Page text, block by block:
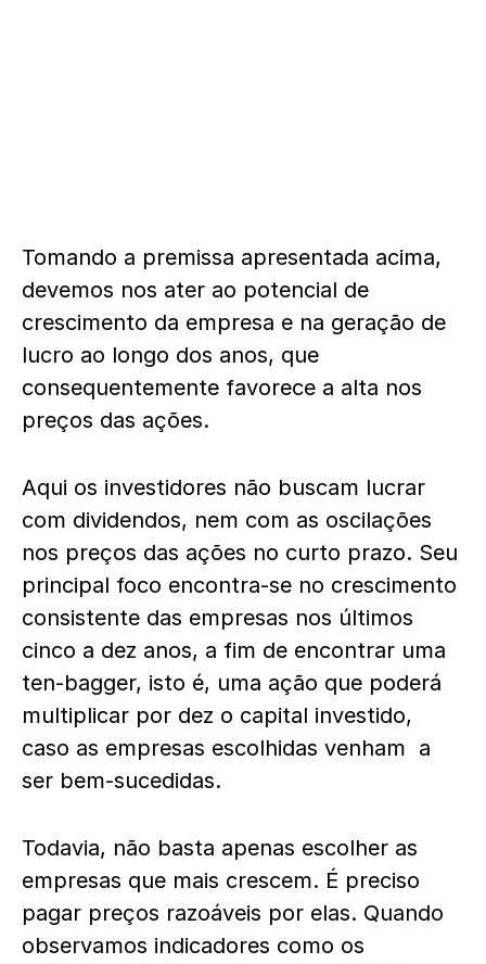
Tomando a premissa apresentada acima,
devemos nos ater ao potencial de
crescimento da empresa e na geração de
lucro ao longo dos anos, que
consequentemente favorece a alta nos
preços das ações.
Aqui os investidores não buscam lucrar
com dividendos, nem com as oscilações
nos preços das ações no curto prazo. Seu
principal foco encontra-se no crescimento
consistente das empresas nos últimos
cinco a dez anos, a fim de encontrar uma
ten-bagger, isto é, uma ação que poderá
multiplicar por dez o capital investido,
caso as empresas escolhidas venham a
ser bem-sucedidas.
Todavia, não basta apenas escolher as
empresas que mais crescem. É preciso
pagar preços razoáveis por elas. Quando
observamos indicadores como os